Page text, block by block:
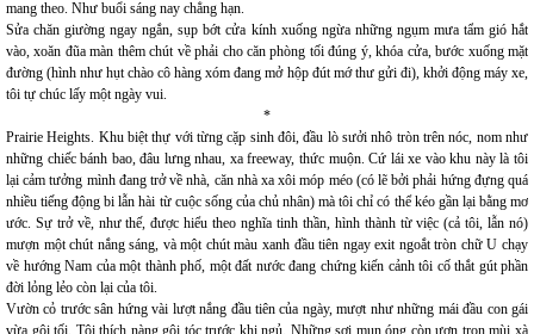
mang theo. Như buổi sáng nay chẳng hạn.
Sửa chăn giường ngay ngắn, sụp bớt cửa kính xuống ngừa những ngụm mưa tẩm gió hắt
vào, xoăn đũa màn thêm chút về phải cho căn phòng tối đúng ý, khóa cửa, bước xuống mặt
đường (hình như hụt chào cô hàng xóm đang mở hộp đút mớ thư gửi đi), khởi động máy xe,
tôi tự chúc lấy một ngày vui.
*
Prairie Heights. Khu biệt thự với từng cặp sinh đôi, đầu lò sưởi nhô tròn trên nóc, nom như
những chiếc bánh bao, đâu lưng nhau, xa freeway, thức muộn. Cứ lái xe vào khu này là tôi
lại cảm tưởng mình đang trở về nhà, căn nhà xa xôi móp méo (có lẽ bởi phải hứng đựng quá
nhiều tiếng động bi lẫn hài từ cuộc sống của chủ nhân) mà tôi chỉ có thể kéo gần lại bằng mơ
ước. Sự trở về, như thế, được hiểu theo nghĩa tinh thần, hình thành từ việc (cả tôi, lẫn nó)
mượn một chút nắng sáng, và một chút màu xanh đầu tiên ngay exit ngoắt tròn chữ U chạy
về hướng Nam của một thành phố, một đất nước đang chứng kiến cảnh tôi cố thắt gút phần
đời lỏng lẻo còn lại của tôi.
Vườn cỏ trước sân hứng vài lượt nắng đầu tiên của ngày, mượt như những mái đầu con gái
vừa gội tối. Tôi thích nàng gội tóc trước khi ngủ. Những sợi mun óng còn ươn trọn mùi xà